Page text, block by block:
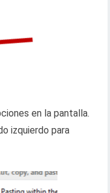
en la pantalla.
izquierdo para